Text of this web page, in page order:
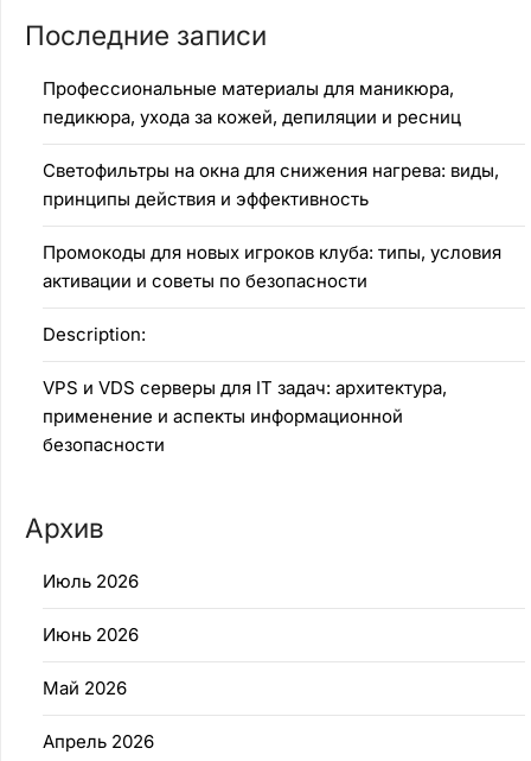
Последние записи
Профессиональные материалы для маникюра,
педикюра, ухода за кожей, депиляции и ресниц
Светофильтры на окна для снижения нагрева: виды,
принципы действия и эффективность
Промокоды для новых игроков клуба: типы, условия
активации и советы по безопасности
Description:
VPS и VDS серверы для IT задач: архитектура,
применение и аспекты информационной
безопасности
Архив
Июль 2026
Июнь 2026
Май 2026
Апрель 2026